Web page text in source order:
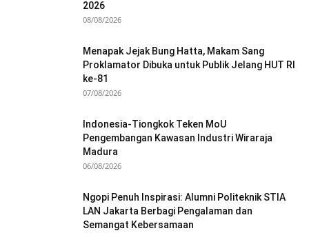
2026
08/08/2026
Menapak Jejak Bung Hatta, Makam Sang
Proklamator Dibuka untuk Publik Jelang HUT RI
ke-81
07/08/2026
Indonesia-Tiongkok Teken MoU
Pengembangan Kawasan Industri Wiraraja
Madura
06/08/2026
Ngopi Penuh Inspirasi: Alumni Politeknik STIA
LAN Jakarta Berbagi Pengalaman dan
Semangat Kebersamaan